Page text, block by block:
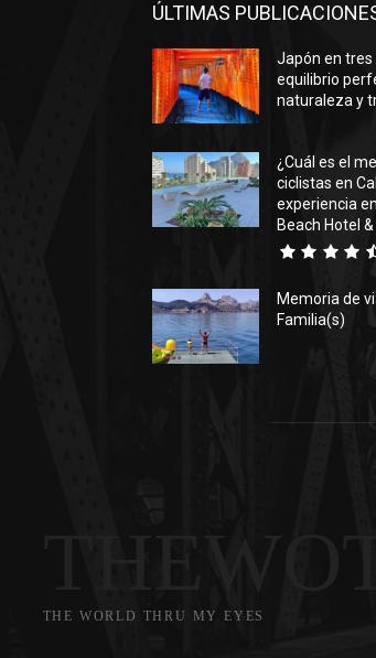
ÚLTIMAS
Japón en tres
equilibrio
naturaleza y
¿Cuál es el
ciclistas en
experiencia
Beach Hotel
Memoria de
Familia(s)
THE WORLD THRU MY EYES